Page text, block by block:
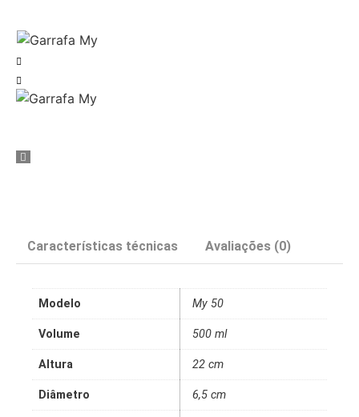
Características técnicas Avaliações (0)
Modelo My 50
Volume 500 ml
Altura 22 cm
Diâmetro 6,5 cm